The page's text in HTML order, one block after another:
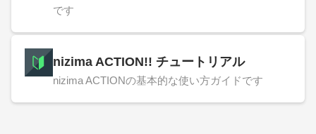
です
nizima ACTION!! チュートリアル
nizima ACTIONの基本的な使い方ガイドです